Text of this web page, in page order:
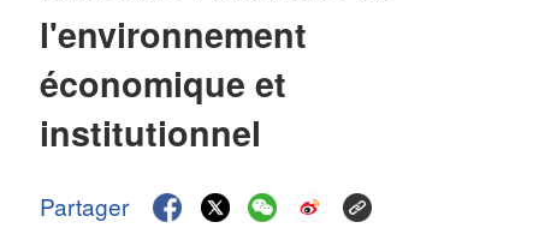
l'environnement
économique et
institutionnel
Partager